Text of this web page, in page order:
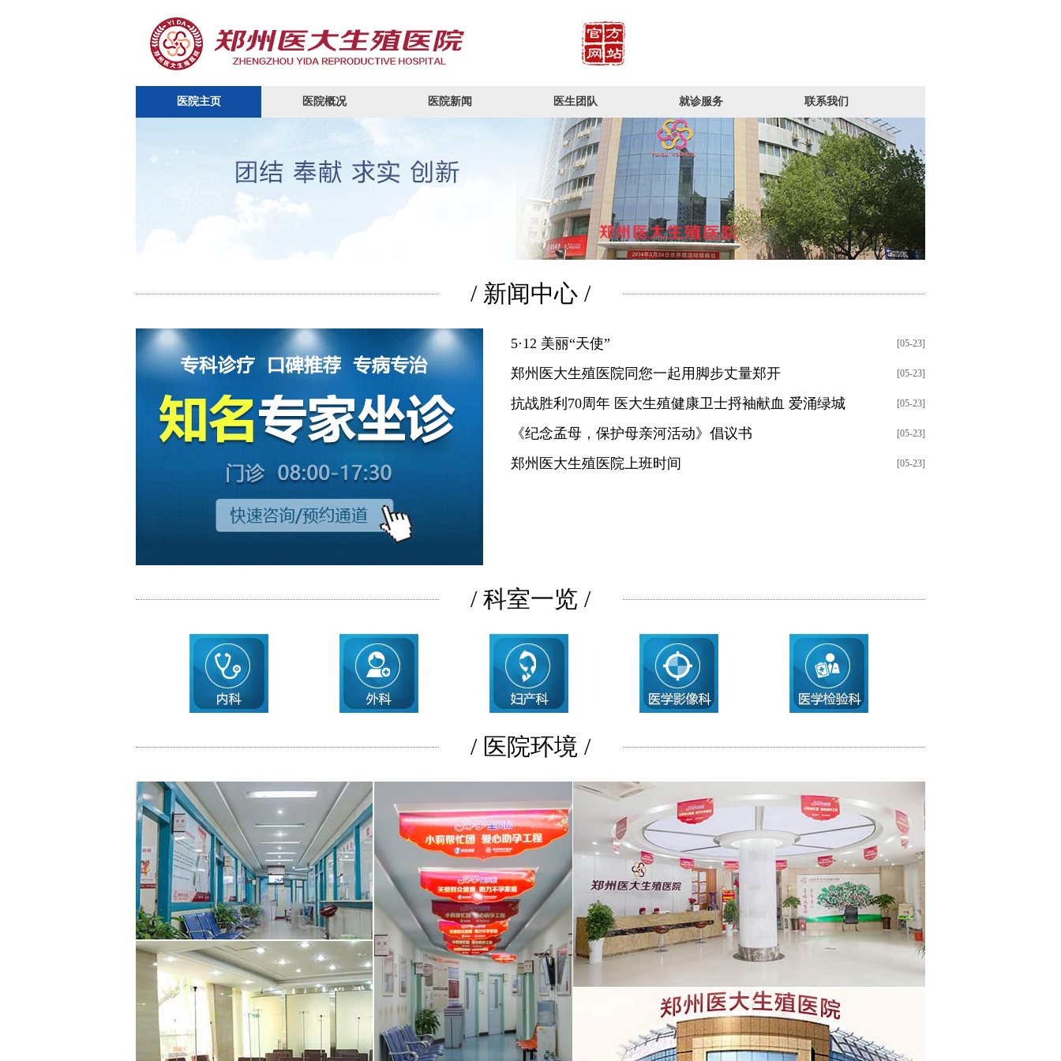
医院主页 医院概况 医院新闻 医生团队 就诊服务 联系我们
/ 新闻中心 /
[05-23]
5·12 美丽“天使”
[05-23]
郑州医大生殖医院同您一起用脚步丈量郑开
[05-23]
抗战胜利70周年 医大生殖健康卫士捋袖献血 爱涌绿城
[05-23]
《纪念孟母，保护母亲河活动》倡议书
[05-23]
郑州医大生殖医院上班时间
/ 科室一览 /
/ 医院环境 /